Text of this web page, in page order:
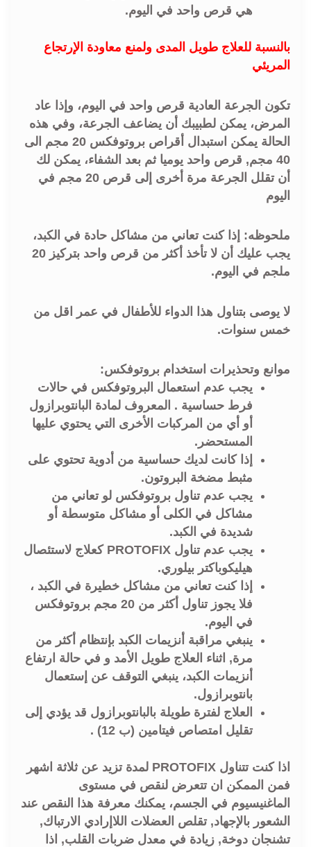
هي قرص واحد في اليوم.
بالنسبة للعلاج طويل المدى ولمنع معاودة الإرتجاع
المريئي
تكون الجرعة العادية قرص واحد في اليوم، وإذا عاد
المرض، يمكن لطبيبك أن يضاعف الجرعة، وفي هذه
الحالة يمكن استبدال أقراص بروتوفكس 20 مجم الى
40 مجم, قرص واحد يوميا ثم بعد الشفاء، يمكن لك
أن تقلل الجرعة مرة أخرى إلى قرص 20 مجم في
اليوم
ملحوظه: إذا كنت تعاني من مشاكل حادة في الكبد،
يجب عليك أن لا تأخذ أكثر من قرص واحد بتركيز 20
ملجم في اليوم.
لا يوصى بتناول هذا الدواء للأطفال في عمر اقل من
خمس سنوات.
موانع وتحذيرات استخدام بروتوفكس:
يجب عدم استعمال البروتوفكس في حالات
فرط حساسية . المعروف لمادة البانتوبرازول
أو أي من المركبات الأخرى التي يحتوي عليها
المستحضر.
إذا كانت لديك حساسية من أدوية تحتوي على
مثبط مضخة البروتون.
يجب عدم تناول بروتوفكس لو تعاني من
مشاكل في الكلى أو مشاكل متوسطة أو
شديدة في الكبد.
يجب عدم تناول PROTOFIX كعلاج لاستئصال
هيليكوباكتر بيلوري.
إذا كنت تعاني من مشاكل خطيرة في الكبد ،
فلا يجوز تناول أكثر من 20 مجم بروتوفكس
في اليوم.
ينبغي مراقبة أنزيمات الكبد بإنتظام أكثر من
مرة, اثناء العلاج طويل الأمد و في حالة ارتفاع
أنزيمات الكبد، ينبغي التوقف عن إستعمال
بانتوبرازول.
العلاج لفترة طويلة بالبانتوبرازول قد يؤدي إلى
تقليل امتصاص فيتامين (ب 12) .
اذا كنت تتناول PROTOFIX لمدة تزيد عن ثلاثة اشهر
فمن الممكن ان تتعرض لنقص في مستوى
الماغنيسيوم في الجسم، يمكنك معرفة هذا النقص عند
الشعور بالإجهاد, تقلص العضلات اللاإرادي الارتباك,
تشنجان دوخة, زيادة في معدل ضربات القلب, اذا